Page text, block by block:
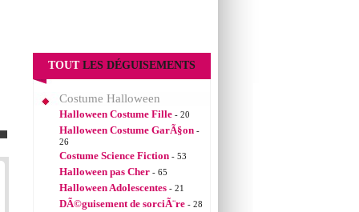
TOUT LES DÉGUISEMENTS
Costume Halloween
Halloween Costume Fille - 20
Halloween Costume GarÃ§on -
26
Costume Science Fiction - 53
Halloween pas Cher - 65
Halloween Adolescentes - 21
DÃ©guisement de sorciÃ¨re - 28